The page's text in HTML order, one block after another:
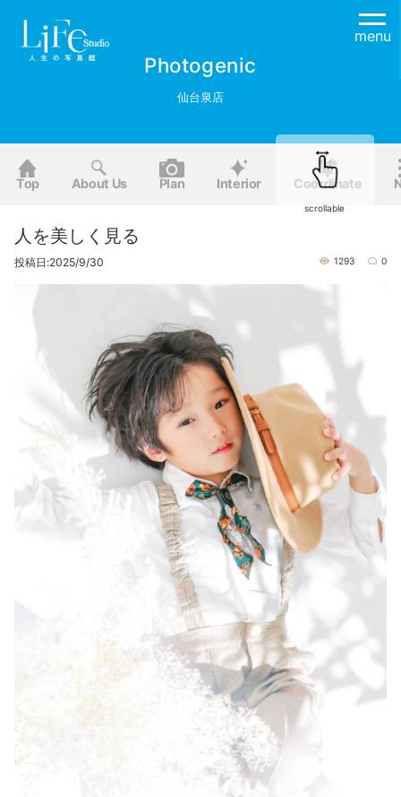
menu
Photogenic
仙台泉店
Top About Us Plan Interior Coordinate
scrollable
人を美しく見る
投稿日:2025/9/30 1293 0